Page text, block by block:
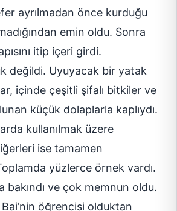
ayrılmadan önce kurduğu
emin oldu. Sonra
itip içeri girdi.
değildi. Uyuyacak bir yatak
içinde çeşitli şifalı bitkiler ve
küçük dolaplarla kaplıydı.
kullanılmak üzere
ise tamamen
yüzlerce örnek vardı.
bakındı ve çok memnun oldu.
öğrencisi olduktan